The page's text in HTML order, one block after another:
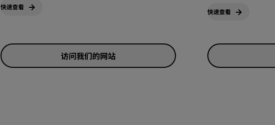
快速查看
访问我们的网站
快速查看